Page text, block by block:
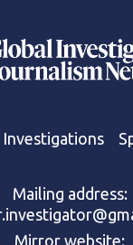
Investigations
Mailing address:
Mirror website: